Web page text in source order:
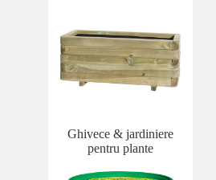
Ghivece & jardiniere
pentru plante